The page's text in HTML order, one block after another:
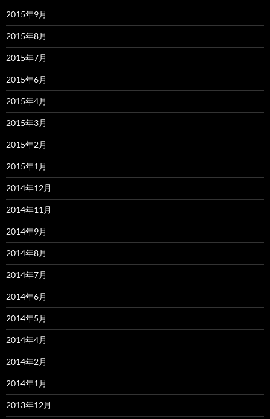
2015年9月
2015年8月
2015年7月
2015年6月
2015年4月
2015年3月
2015年2月
2015年1月
2014年12月
2014年11月
2014年9月
2014年8月
2014年7月
2014年6月
2014年5月
2014年4月
2014年2月
2014年1月
2013年12月